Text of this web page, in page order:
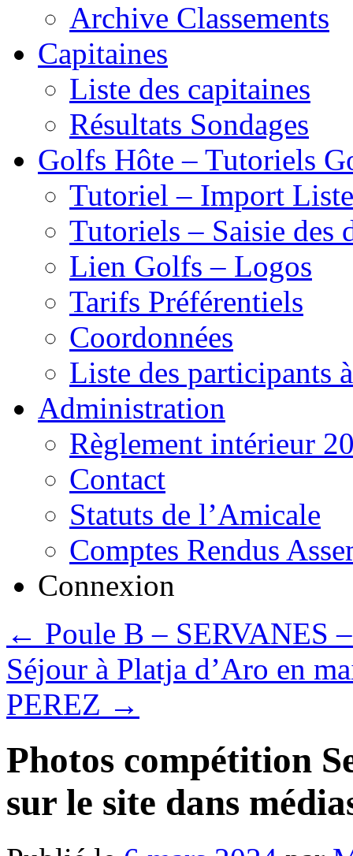
Archive Classements
Capitaines
Liste des capitaines
Résultats Sondages
Golfs Hôte – Tutoriels
Tutoriel – Import
Tutoriels – Saisie des
Lien Golfs – Logos
Tarifs Préférentiels
Coordonnées
Liste des participants
Administration
Règlement intérieur
Contact
Statuts de l’Amicale
Comptes Rendus
Connexion
← Poule B – SERVANES
Séjour à Platja d’Aro en
PEREZ →
Photos compétition
sur le site dans